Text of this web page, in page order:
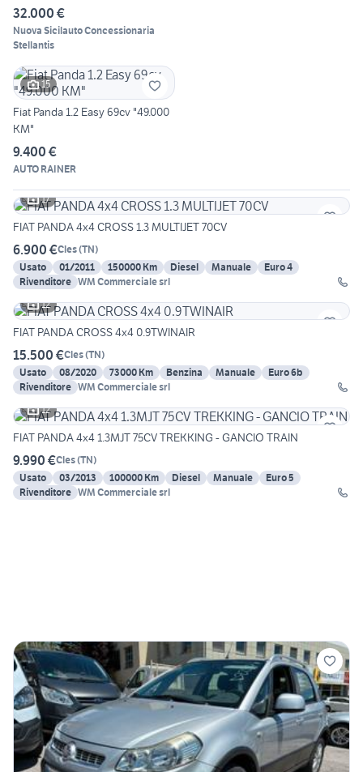
32.000 €
Nuova Sicilauto Concessionaria
Stellantis
15
Fiat Panda 1.2 Easy 69cv "49.000
KM"
9.400 €
AUTO RAINER
17
FIAT PANDA 4x4 CROSS 1.3 MULTIJET 70CV
6.900 €Cles(TN)
Usato
01/2011 150000 Km Diesel Manuale
Euro 4
Rivenditore WM Commerciale srl
12
FIAT PANDA CROSS 4x4 0.9TWINAIR
15.500 €Cles(TN)
Usato
08/2020 73000 Km Benzina Manuale
Euro 6b
Rivenditore WM Commerciale srl
12
FIAT PANDA 4x4 1.3MJT 75CV TREKKING - GANCIO TRAIN
9.990 €Cles(TN)
Usato
03/2013 100000 Km Diesel Manuale
Euro 5
Rivenditore WM Commerciale srl